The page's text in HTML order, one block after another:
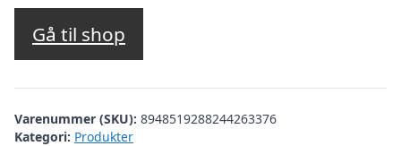
Gå til shop
Varenummer (SKU): 8948519288244263376
Kategori: Produkter